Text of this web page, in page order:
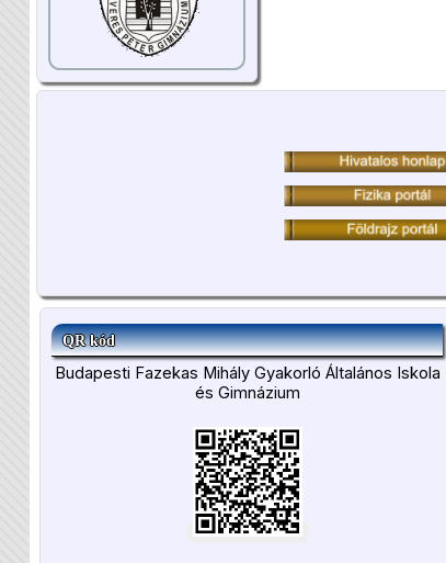
QR kód
Budapesti Fazekas Mihály Gyakorló Általános Iskola
és Gimnázium